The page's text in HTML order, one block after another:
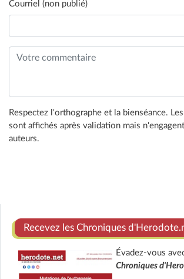
Courriel (non publié)
Respectez l'orthographe et la bienséance.
sont affichés après validation mais
auteurs.
Recevez les Chroniques
Évadez-vous
Chroniques